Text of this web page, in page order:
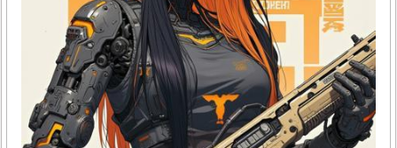
감정도 중요해요. 기쁨이나 만족감을 느꼈다면 현재의 재정
상태에 대한 긍정적인 신호로, 불안하거나..